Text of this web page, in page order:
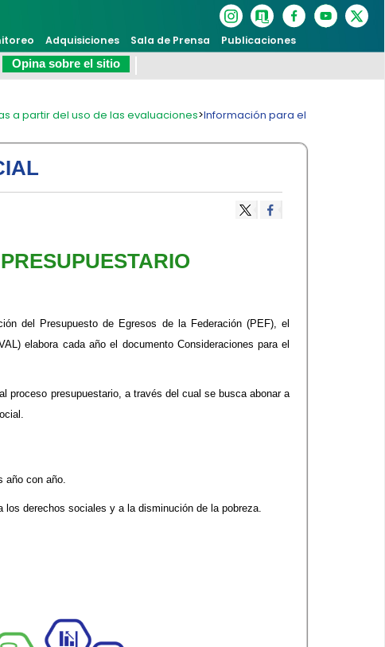
Adquisiciones Sala de Prensa Publicaciones
Opina sobre el sitio
a partir del uso de las evaluaciones>Información para el
del Presupuesto de Egresos de la Federación (PEF), el
elabora cada año el documento Consideraciones para el
proceso presupuestario, a través del cual se busca abonar a
año con año.
derechos sociales y a la disminución de la pobreza.